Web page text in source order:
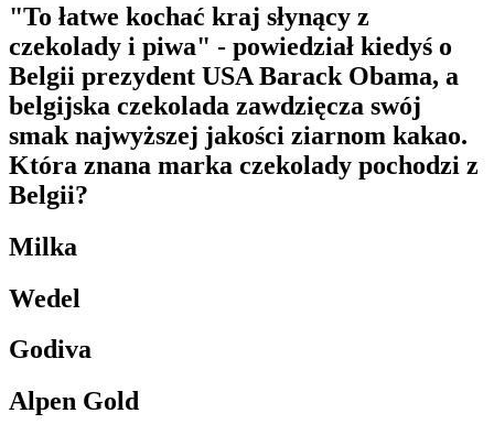
"To łatwe kochać kraj słynący z
czekolady i piwa" - powiedział kiedyś o
Belgii prezydent USA Barack Obama, a
belgijska czekolada zawdzięcza swój
smak najwyższej jakości ziarnom kakao.
Która znana marka czekolady pochodzi z
Belgii?
Milka
Wedel
Godiva
Alpen Gold